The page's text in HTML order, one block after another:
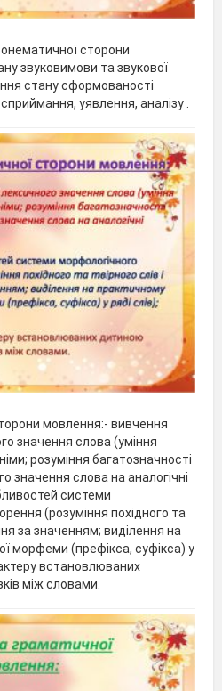
сторони
звуковимови та звукової
стану сформованості
уявлення, аналізу .
мовлення:- вивчення
значення слова (уміння
розуміння багатозначності
значення слова на аналогічні
системи
(розуміння похідного та
за значенням; виділення на
морфеми (префікса, суфікса) у
встановлюваних
між словами.